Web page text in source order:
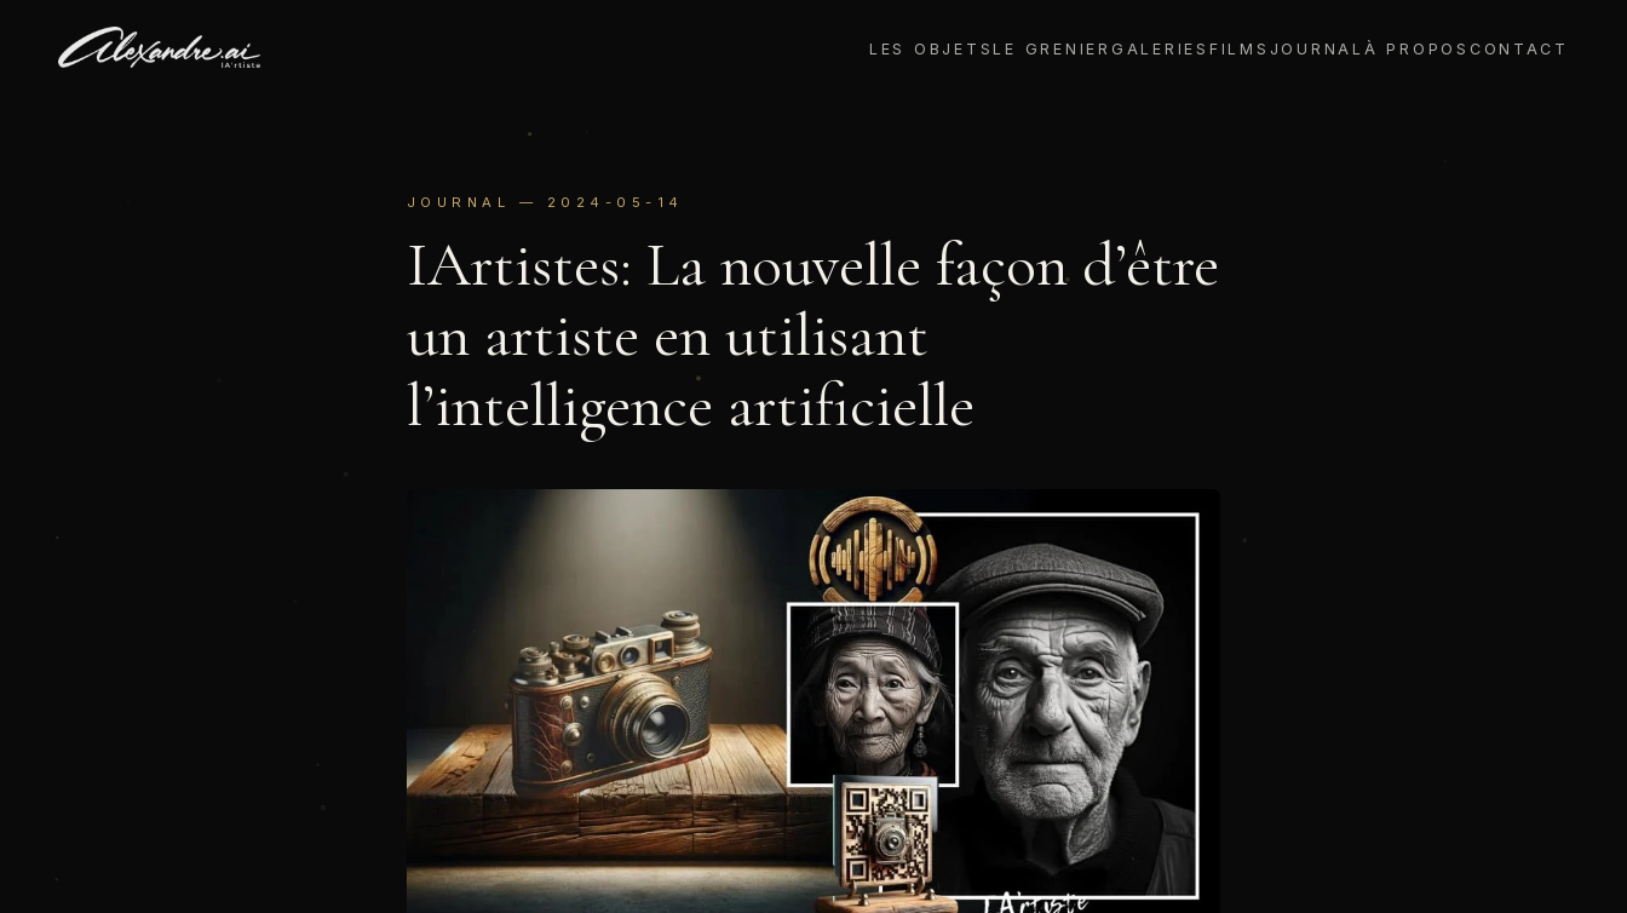
LES OBJETS LE GRENIER GALERIES FILMS JOURNAL À PROPOS CONTACT
JOURNAL — 2024-05-14
IArtistes: La nouvelle façon d’être
un artiste en utilisant
l’intelligence artificielle